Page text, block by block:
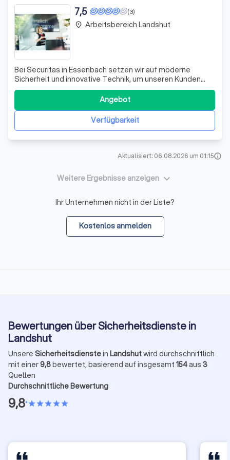
(3)
7,5
Bei Securitas in Essenbach setzen wir auf moderne
Sicherheit und innovative Technik, um unseren Kunden
den bestmöglichen Schutz zu bieten. Unsere Stärke liegt
in der Nähe zu unseren Kunden, denn wir glauben an
Ehrlichkeit, Aufmerksamkeit und Hilfsbereitschaft. Wir
suchen motivierte Mitarbeitende, di
Verfügbarkeit
Angebot
place Arbeitsbereich Landshut
Aktualisiert: 06.08.2026 um 01:15info
Weitere Ergebnisse anzeigen keyboard_arrow_down
Ihr Unternehmen nicht in der Liste?
Kostenlos anmelden
Bewertungen über Sicherheitsdienste in
Landshut
Unsere Sicherheitsdienstein Landshutwird durchschnittlich
mit einer9,8bewertet, basierend auf insgesamt 154aus 3
Quellen
Durchschnittliche Bewertung
9,8•starstarstarstarstar